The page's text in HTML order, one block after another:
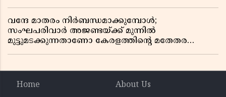
വന്ദേ മാതരം നിർബന്ധമാക്കുമ്പോൾ;
സംഘപരിവാർ അജണ്ടയ്ക്ക് മുന്നിൽ
മുട്ടുമടക്കുന്നതാണോ കേരളത്തിന്റെ മതേതര
Home
About Us